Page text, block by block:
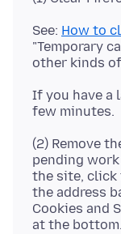
See: How to
"Temporary
If you have a
(2) Remove
pending
the site, click
the address
Cookies and
at the